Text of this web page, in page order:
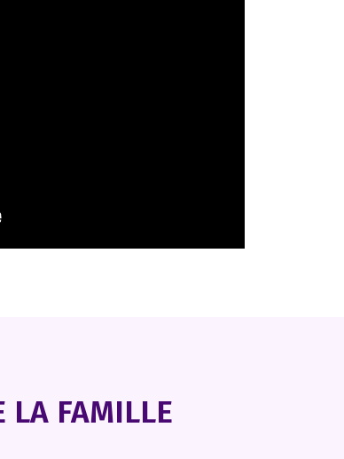
LA FAMILLE